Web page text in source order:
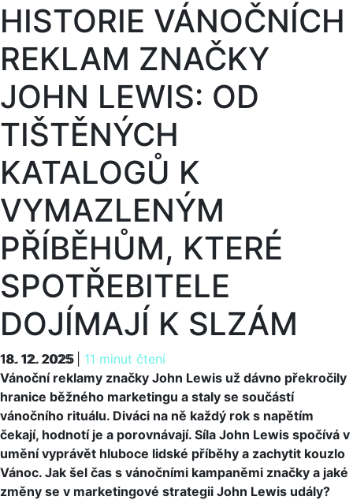
HISTORIE VÁNOČNÍCH
REKLAM ZNAČKY
JOHN LEWIS: OD
TIŠTĚNÝCH
KATALOGŮ K
VYMAZLENÝM
PŘÍBĚHŮM, KTERÉ
SPOTŘEBITELE
DOJÍMAJÍ K SLZÁM
18. 12. 2025 11 minut čtení
18. 12. 2025
Vánoční reklamy značky John Lewis už dávno překročily
hranice běžného marketingu a staly se součástí
vánočního rituálu. Diváci na ně každý rok s napětím
čekají, hodnotí je a porovnávají. Síla John Lewis spočívá v
umění vyprávět hluboce lidské příběhy a zachytit kouzlo
Vánoc. Jak šel čas s vánočními kampaněmi značky a jaké
změny se v marketingové strategii John Lewis udály?